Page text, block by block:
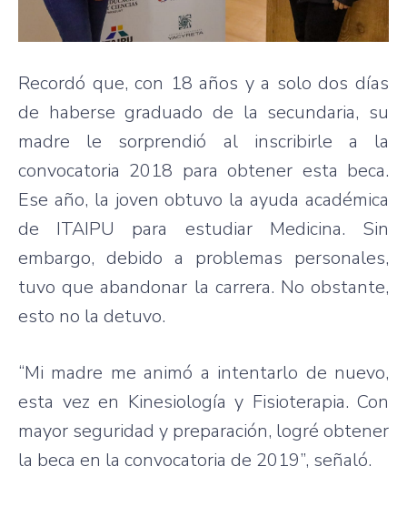
Recordó que, con 18 años y a solo dos días
de haberse graduado de la secundaria, su
madre le sorprendió al inscribirle a la
convocatoria 2018 para obtener esta beca.
Ese año, la joven obtuvo la ayuda académica
de ITAIPU para estudiar Medicina. Sin
embargo, debido a problemas personales,
tuvo que abandonar la carrera. No obstante,
esto no la detuvo.
“Mi madre me animó a intentarlo de nuevo,
esta vez en Kinesiología y Fisioterapia. Con
mayor seguridad y preparación, logré obtener
la beca en la convocatoria de 2019”, señaló.